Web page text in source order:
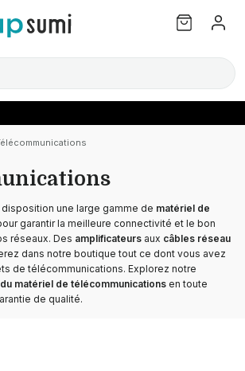
une large gamme de matériel de
garantir la meilleure connectivité et le bon
réseaux. Des amplificateurs aux câbles réseau
dans notre boutique tout ce dont vous avez
de télécommunications. Explorez notre
matériel de télécommunications en toute
de qualité.